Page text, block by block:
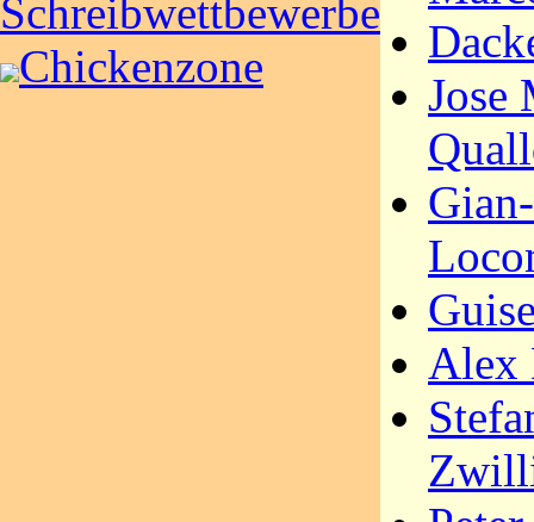
Schreibwettbewerbe
Chickenzone
Jose
Alex